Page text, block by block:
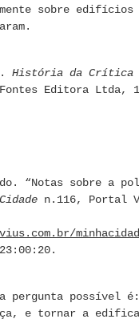
sobre edifícios
História da Crítica
Editora Ltda,
“Notas sobre a
n.116, Portal
pergunta possível
e tornar a